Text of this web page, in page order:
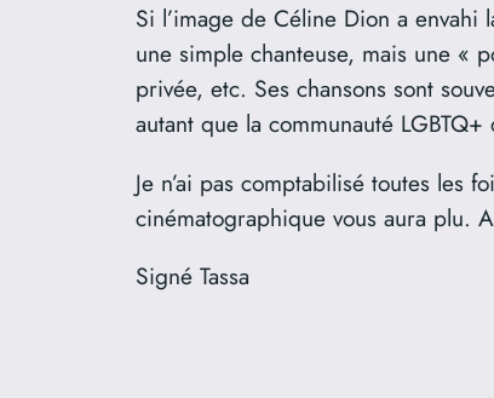
Si l’image de Céline Dion a envahi
une simple chanteuse, mais une «
privée, etc. Ses chansons sont
autant que la communauté
Je n’ai pas comptabilisé toutes les
cinématographique vous aura plu.
Signé Tassa